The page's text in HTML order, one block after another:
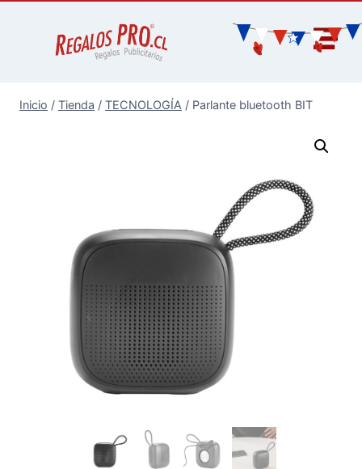
Inicio / Tienda / TECNOLOGÍA / Parlante bluetooth BIT